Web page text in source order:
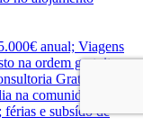
anual; Viagens
na ordem gratuito
Gratuita;
na comunidade
férias e subsído de